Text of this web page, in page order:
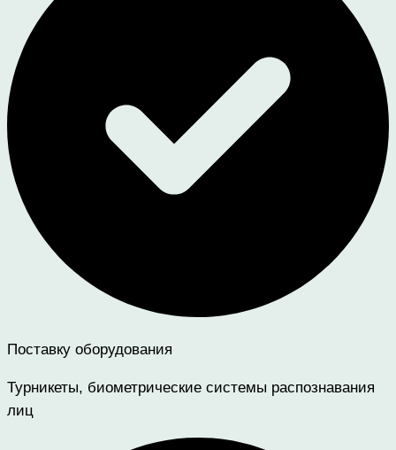
Поставку оборудования
Турникеты, биометрические системы распознавания
лиц